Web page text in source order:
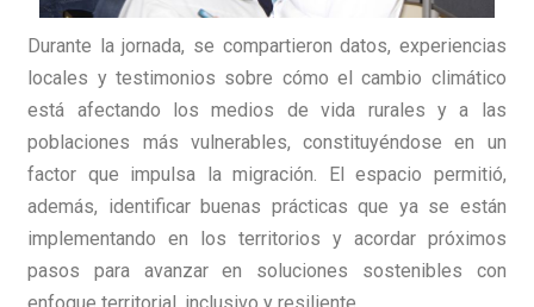
Durante la jornada, se compartieron datos, experiencias
locales y testimonios sobre cómo el cambio climático
está afectando los medios de vida rurales y a las
poblaciones más vulnerables, constituyéndose en un
factor que impulsa la migración. El espacio permitió,
además, identificar buenas prácticas que ya se están
implementando en los territorios y acordar próximos
pasos para avanzar en soluciones sostenibles con
enfoque territorial, inclusivo y resiliente.